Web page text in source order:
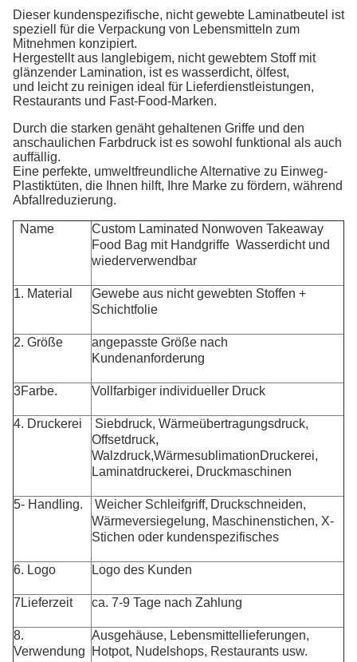
Dieser kundenspezifische, nicht gewebte Laminatbeutel ist
speziell für die Verpackung von Lebensmitteln zum
Mitnehmen konzipiert.
Hergestellt aus langlebigem, nicht gewebtem Stoff mit
glänzender Lamination, ist es wasserdicht, ölfest,
und leicht zu reinigen ideal für Lieferdienstleistungen,
Restaurants und Fast-Food-Marken.
Durch die starken genäht gehaltenen Griffe und den
anschaulichen Farbdruck ist es sowohl funktional als auch
auffällig.
Eine perfekte, umweltfreundliche Alternative zu Einweg-
Plastiktüten, die Ihnen hilft, Ihre Marke zu fördern, während
Abfallreduzierung.
Name
Custom Laminated Nonwoven Takeaway
Food Bag mit Handgriffe ️ Wasserdicht und
wiederverwendbar
1. Material
Gewebe aus nicht gewebten Stoffen +
Schichtfolie
2. Größe
angepasste Größe nach
Kundenanforderung
3Farbe. Vollfarbiger individueller Druck
4. Druckerei
Siebdruck, Wärmeübertragungsdruck,
Offsetdruck,
Walzdruck,WärmesublimationDruckerei,
Laminatdruckerei, Druckmaschinen
5- Handling. Weicher Schleifgriff, Druckschneiden,
Wärmeversiegelung, Maschinenstichen, X-
Stichen oder kundenspezifisches
6. Logo Logo des Kunden
7Lieferzeit ca. 7-9 Tage nach Zahlung
8.
Verwendung
Ausgehäuse, Lebensmittellieferungen,
Hotpot, Nudelshops, Restaurants usw.